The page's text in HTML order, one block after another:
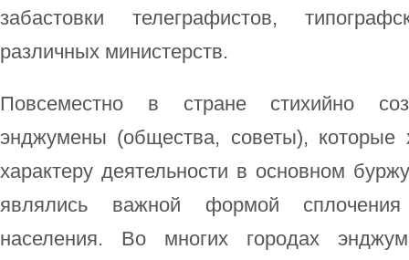
забастовки телеграфистов,
различных министерств.
Повсеместно в стране стихийно
энджумены (общества, советы),
характеру деятельности в основном
являлись важной формой сплочения
населения. Во многих городах